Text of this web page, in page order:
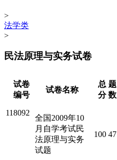
>
法学类
>
民法原理与实务试卷
试卷
编号
试卷名称
总
分
题
数
118092
全国2009年10
月自学考试民
法原理与实务
试题
100 47